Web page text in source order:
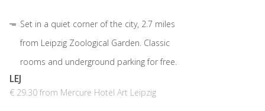
Set in a quiet corner of the city, 2.7 miles
from Leipzig Zoological Garden. Classic
rooms and underground parking for free.
LEJ
€ 29.30 from Mercure Hotel Art Leipzig